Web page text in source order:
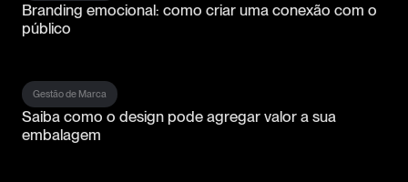
Branding emocional: como criar uma conexão com o
público
Gestão de Marca
Saiba como o design pode agregar valor a sua
embalagem